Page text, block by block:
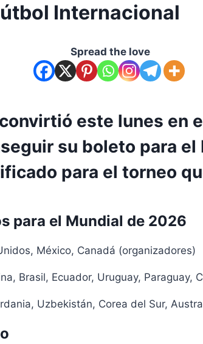
Internacional
Spread the love
este lunes en
su boleto para
para el torneo
para el Mundial de 2026
México, Canadá (organizadores)
Brasil, Ecuador, Uruguay, Paraguay,
Uzbekistán, Corea del Sur,